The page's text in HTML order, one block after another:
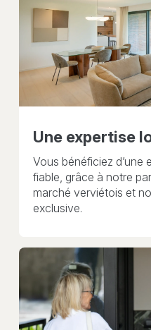
Une expertise
Vous bénéficiez d’une
fiable, grâce à notre
marché verviétois et
exclusive.